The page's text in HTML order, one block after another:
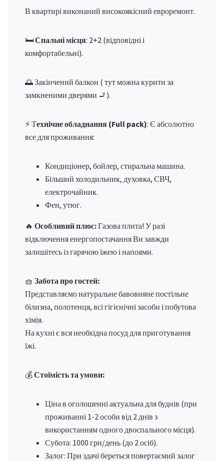
В квартирі виконаний високоякісний евроремонт.
🛏Спальні місця: 2+2 (відповідні і
комфортабельні).
🌅 Закінчений балкон ( тут можна курити за
замкненими дверями 🚬).
⚡️ Технічне обладнання (Full pack): Є абсолютно
все для проживання:
Кондиціонер, бойлер, стиральна машина.
Більший холодильник, духовка, СВЧ,
електрочайник.
Фен, утюг.
🔥 Особливий плюс:Газова плита! У разі
відключення енергопостачання Ви завжди
залишітесь із гарячою їжею і напоями.
🧺 Забота про гостей:
Представляємо натуральне бавовняне постільне
білизна, полотенця, всі гігієнічні засоби і побутова
хімія.
На кухні є вся необхідна посуд для приготування
їжі.
💰Стоїмість та умови:
Ціна в оголошенні актуальна для буднів (при
проживанні 1-2 особи від 2 днів з
використанням одного двоспального місця).
Субота: 1000 грн/день (до 2 осіб).
Залог: При здачі береться повертаємий залог